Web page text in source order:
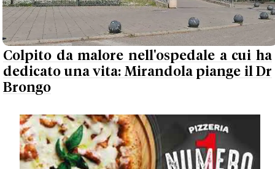
Colpito da malore nell'ospedale a cui ha
dedicato una vita: Mirandola piange il Dr
Brongo